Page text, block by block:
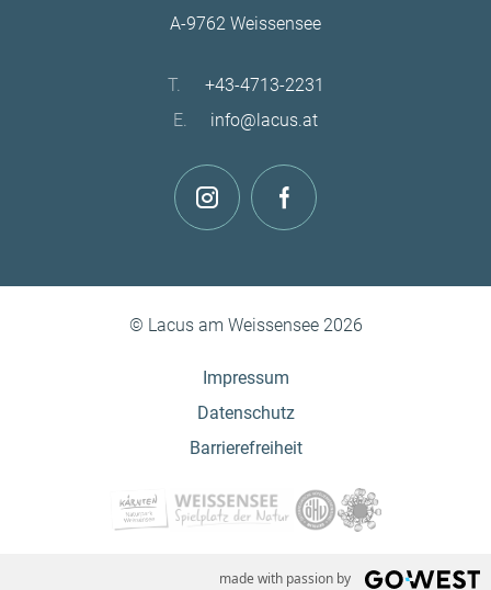
A-9762 Weissensee
T.
+43-4713-2231
E.
info@lacus.at
© Lacus am Weissensee 2026
Impressum
Datenschutz
Barrierefreiheit
made with passion by